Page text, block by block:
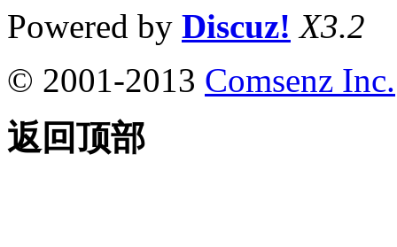
Powered by Discuz! X3.2
© 2001-2013 Comsenz Inc.
返回顶部